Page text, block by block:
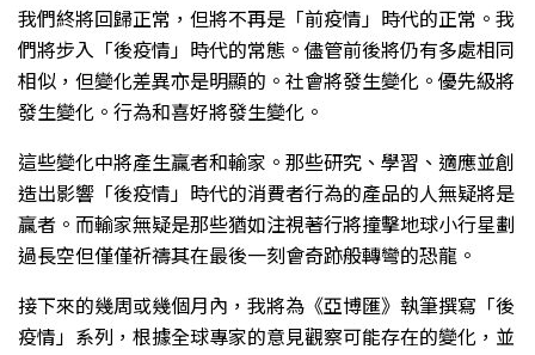
我們終將回歸正常，但將不再是「前疫情」時代的正常。我
們將步入「後疫情」時代的常態。儘管前後將仍有多處相同
相似，但變化差異亦是明顯的。社會將發生變化。優先級將
發生變化。行為和喜好將發生變化。
這些變化中將產生贏者和輸家。那些研究、學習、適應並創
造出影響「後疫情」時代的消費者行為的產品的人無疑將是
贏者。而輸家無疑是那些猶如注視著行將撞擊地球小行星劃
過長空但僅僅祈禱其在最後一刻會奇跡般轉彎的恐龍。
接下來的幾周或幾個月內，我將為《亞博匯》執筆撰寫「後
疫情」系列，根據全球專家的意見觀察可能存在的變化，並